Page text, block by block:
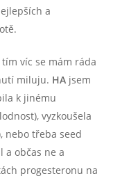
a
víc se mám ráda
miluju. HAjsem
k jinému
vyzkoušela
nebo třeba seed
a občas ne a
progesteronu na